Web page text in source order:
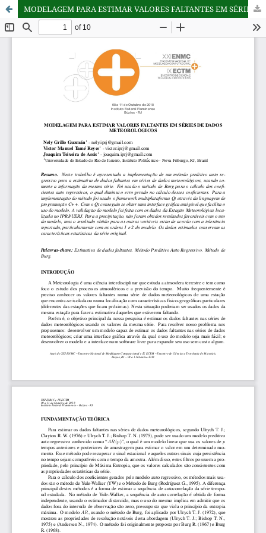
MODELAGEM PARA ESTIMAR VALORES FALTANTES EM SÉRIES DE DADOS METEOROLÓGICOS